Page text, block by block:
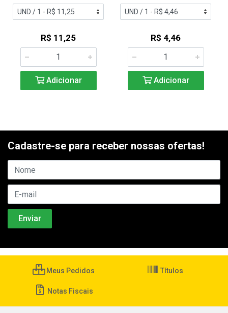
R$ 11,25
Adicionar
R$ 4,46
Adicionar
Cadastre-se para receber nossas ofertas!
Meus Pedidos Títulos
Notas Fiscais